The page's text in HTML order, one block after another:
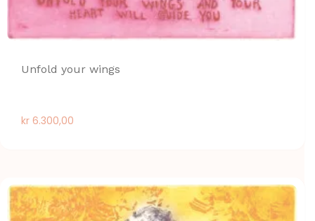
Unfold your wings
kr 6.300,00